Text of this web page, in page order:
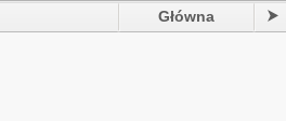
Główna